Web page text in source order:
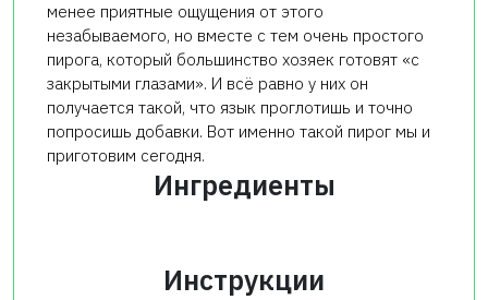
менее приятные ощущения от этого
незабываемого, но вместе с тем очень простого
пирога, который большинство хозяек готовят «с
закрытыми глазами». И всё равно у них он
получается такой, что язык проглотишь и точно
попросишь добавки. Вот именно такой пирог мы и
приготовим сегодня.
Ингредиенты
Инструкции